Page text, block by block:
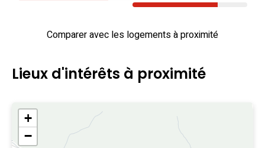
Comparer avec les logements à proximité
Lieux d'intérêts à proximité
+
−